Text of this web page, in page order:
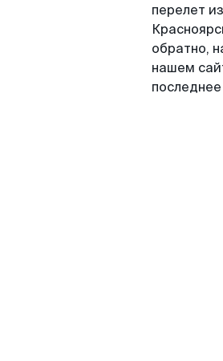
перелет из
обратно,
нашем